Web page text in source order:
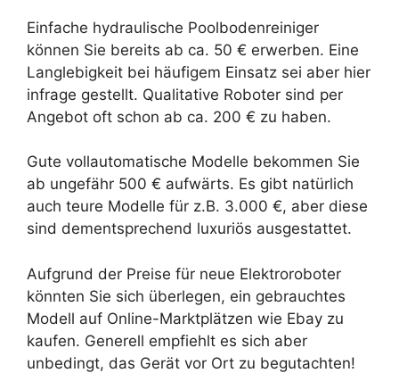
Einfache hydraulische Poolbodenreiniger
können Sie bereits ab ca. 50 € erwerben. Eine
Langlebigkeit bei häufigem Einsatz sei aber hier
infrage gestellt. Qualitative Roboter sind per
Angebot oft schon ab ca. 200 € zu haben.
Gute vollautomatische Modelle bekommen Sie
ab ungefähr 500 € aufwärts. Es gibt natürlich
auch teure Modelle für z.B. 3.000 €, aber diese
sind dementsprechend luxuriös ausgestattet.
Aufgrund der Preise für neue Elektroroboter
könnten Sie sich überlegen, ein gebrauchtes
Modell auf Online-Marktplätzen wie Ebay zu
kaufen. Generell empfiehlt es sich aber
unbedingt, das Gerät vor Ort zu begutachten!